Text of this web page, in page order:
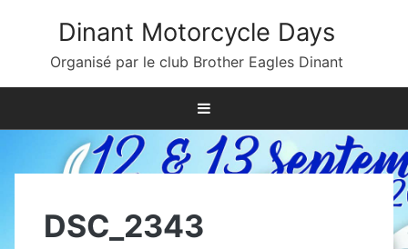
Dinant Motorcycle Days
Organisé par le club Brother Eagles Dinant
DSC_2343